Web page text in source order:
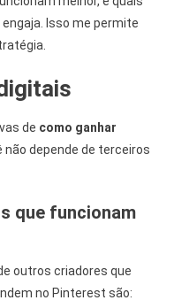
Isso me permite
de como ganhar
não depende de terceiros
que funcionam
outros criadores que
no Pinterest são: